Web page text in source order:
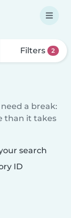
Filters 2
a break:
than it takes
search
ID